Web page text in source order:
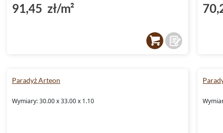
91,45 zł/m²
Paradyż Arteon
Wymiary: 30.00 x 33.00 x 1.10